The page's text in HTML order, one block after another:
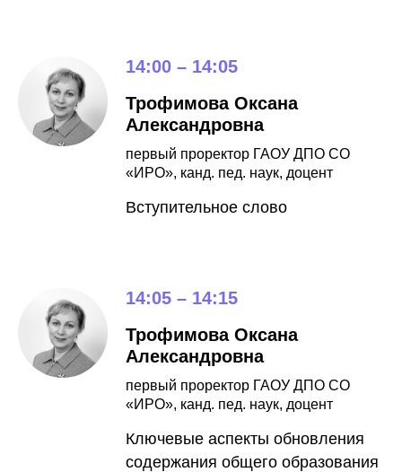
14:00 – 14:05
Трофимова Оксана
Александровна
первый проректор ГАОУ ДПО СО
«ИРО», канд. пед. наук, доцент
Вступительное слово
14:05 – 14:15
Трофимова Оксана
Александровна
первый проректор ГАОУ ДПО СО
«ИРО», канд. пед. наук, доцент
Ключевые аспекты обновления
содержания общего образования